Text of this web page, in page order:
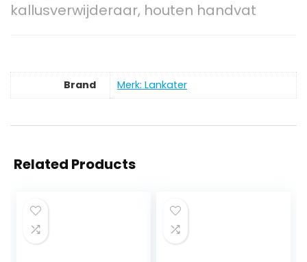
kallusverwijderaar, houten handvat
Brand Merk: Lankater
Related Products